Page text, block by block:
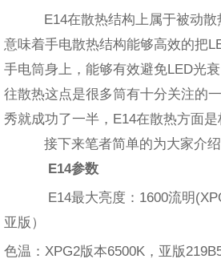
E14在散热结构上属于被动散
意味着手电散热结构能够高效的把
手电筒身上，能够有效避免LED光
往散热这点是很多筒有十分关注的
秀就成功了一半，E14在散热方面是
接下来笔者简单的为大家介绍
E14参数
E14最大亮度：1600流明
亚版）
色温：XPG2版本6500K，亚版